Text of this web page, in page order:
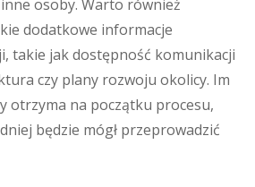
osoby. Warto również
dodatkowe informacje
takie jak dostępność komunikacji
czy plany rozwoju okolicy. Im
otrzyma na początku procesu,
będzie mógł przeprowadzić